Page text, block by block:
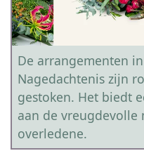
De arrangementen
Nagedachtenis zijn
gestoken. Het biedt
aan de vreugdevolle
overledene.